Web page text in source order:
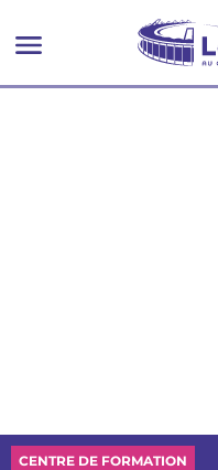
CENTRE DE FORMATION